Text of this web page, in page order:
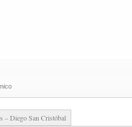
– Diego San Cristóbal